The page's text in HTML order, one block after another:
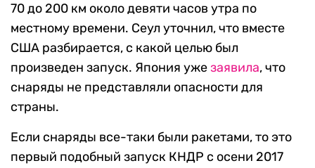
70 до 200 км около девяти часов утра по
местному времени. Сеул уточнил, что вместе
США разбирается, с какой целью был
произведен запуск. Япония ужезаявила, что
снаряды не представляли опасности для
страны.
Если снаряды все-таки были ракетами, то это
первый подобный запуск КНДР с осени 2017